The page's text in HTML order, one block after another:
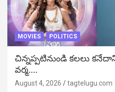
MOVIES POLITICS
చిన్నప్పటినుండి కలలు
వర్మ….
August 4, 2026 tagtelugu.com